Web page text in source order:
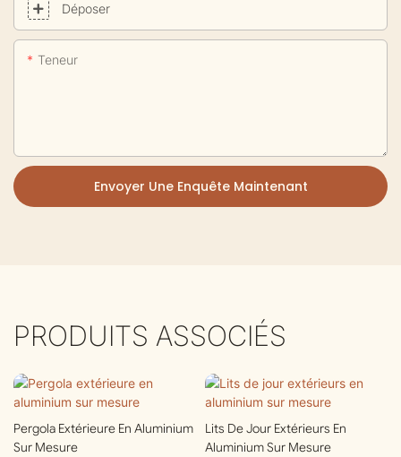
Déposer
Teneur
Envoyer Une Enquête Maintenant
PRODUITS ASSOCIÉS
Pergola Extérieure En Aluminium
Sur Mesure
Lits De Jour Extérieurs En
Aluminium Sur Mesure